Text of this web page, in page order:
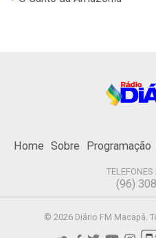
Home Sobre Programação
TELEFONES
(96)
© 2026 Diário FM Macapá.